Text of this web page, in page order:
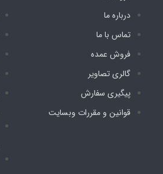
درباره ما
تماس با ما
فروش عمده
گالری تصاویر
پیگیری سفارش
قوانین و مقررات وبسایت